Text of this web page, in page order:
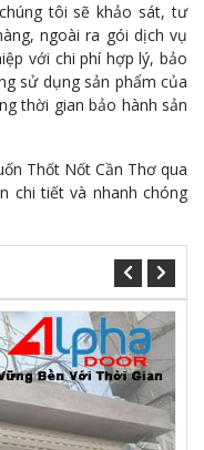
tôi sẽ khảo sát, tư
ngoài ra gói dịch vụ
với chi phí hợp lý, bảo
sử dụng sản phẩm của
thời gian bảo hành sản
Thốt Nốt Cần Thơ qua
chi tiết và nhanh chóng